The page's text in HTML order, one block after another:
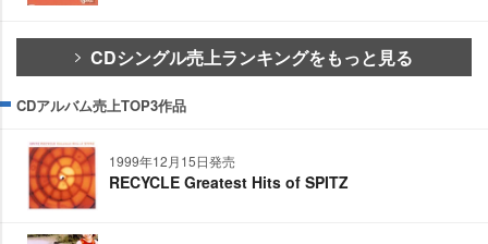
CDシングル売上ランキングをもっと見る
CDアルバム売上TOP3作品
1999年12月15日発売
RECYCLE Greatest Hits of SPITZ